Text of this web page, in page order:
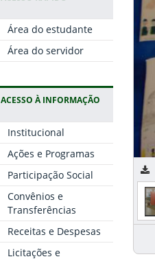
Área do estudante
Área do servidor
ACESSO À INFORMAÇÃO
Institucional
Ações e Programas
Participação Social
Convênios e
Transferências
Receitas e Despesas
Licitações e